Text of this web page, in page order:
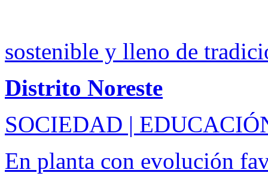
sostenible y lleno de
Distrito Noreste
SOCIEDAD |
En planta con evolución